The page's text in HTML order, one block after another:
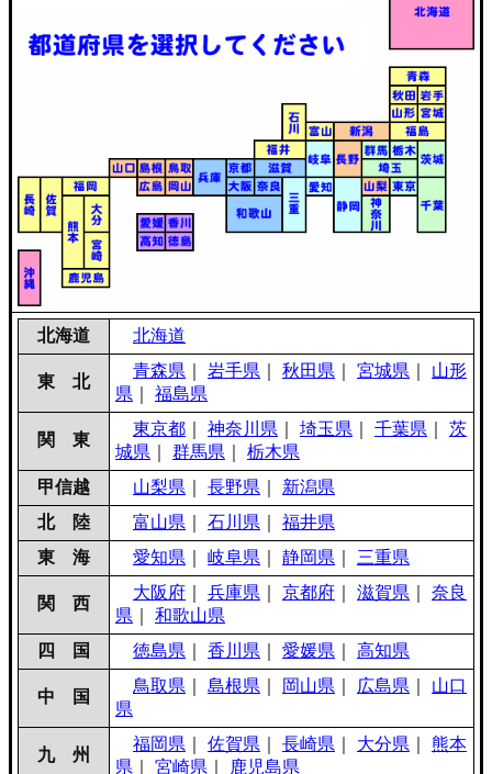
北海道 北海道
東 北
青森県 岩手県 秋田県 宮城県
山形
県
福島県
関 東
東京都 神奈川県 埼玉県 千葉県
茨
城県
群馬県
栃木県
甲信越
山梨県 長野県
新潟県
北 陸
富山県 石川県
福井県
東 海
愛知県 岐阜県 静岡県 三重県
関 西
大阪府 兵庫県 京都府 滋賀県
奈良
県
和歌山県
四 国
徳島県 香川県 愛媛県 高知県
中 国
鳥取県 島根県 岡山県 広島県
山口
県
九 州
福岡県 佐賀県 長崎県 大分県
熊本
県
宮崎県
鹿児島県